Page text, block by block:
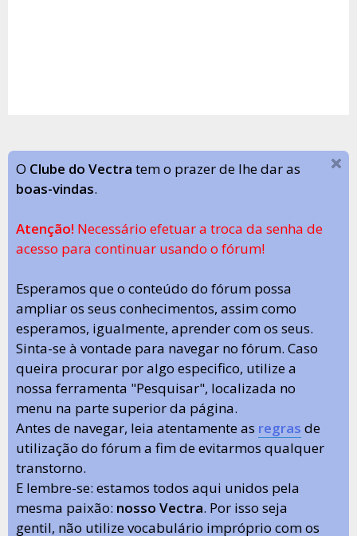
O Clube do Vectra tem o prazer de lhe dar as
boas-vindas.
Atenção! Necessário efetuar a troca da senha de
acesso para continuar usando o fórum!
Esperamos que o conteúdo do fórum possa
ampliar os seus conhecimentos, assim como
esperamos, igualmente, aprender com os seus.
Sinta-se à vontade para navegar no fórum. Caso
queira procurar por algo especifico, utilize a
nossa ferramenta "Pesquisar", localizada no
menu na parte superior da página.
Antes de navegar, leia atentamente as regras de
utilização do fórum a fim de evitarmos qualquer
transtorno.
E lembre-se: estamos todos aqui unidos pela
mesma paixão: nosso Vectra. Por isso seja
gentil, não utilize vocabulário impróprio com os